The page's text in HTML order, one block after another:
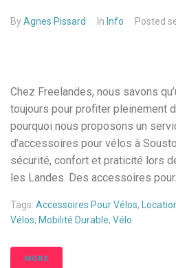
ByAgnes Pissard In Info Posted
Chez Freelandes, nous savons
toujours pour profiter pleinement
pourquoi nous proposons un
d’accessoires pour vélos à
sécurité, confort et praticité lors
les Landes. Des accessoires
Tags: Accessoires Pour Vélos,
Vélos, Mobilité Durable, Vélo
MORE